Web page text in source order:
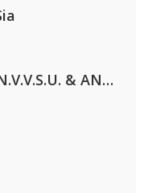
Lustrum U.V.S.V/N.V.V.S.U. & ANNO ONS & Jopke van Dobbenburgh & Roeland Beelen